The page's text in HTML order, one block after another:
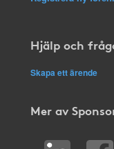
Hjälp och
Skapa ett ärende
Mer av